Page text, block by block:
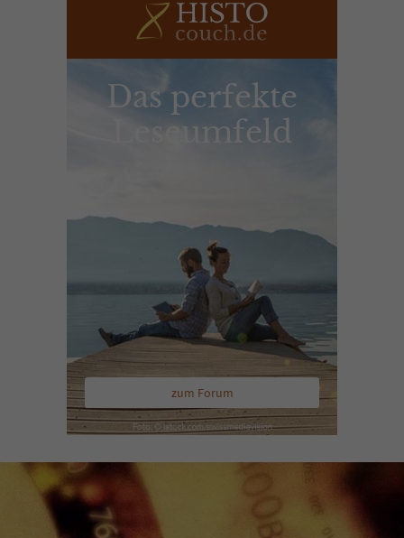
Das perfekte
Leseumfeld
zum Forum